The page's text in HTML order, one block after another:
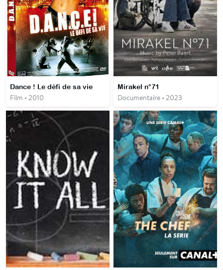
Dance ! Le défi de sa vie
Film • 2010
Mirakel n°71
Documentaire • 2023